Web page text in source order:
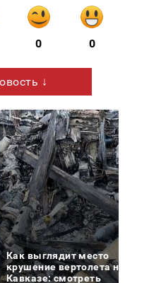
0 0
↓
Как выглядит место
крушение вертолета на
Кавказе: смотреть